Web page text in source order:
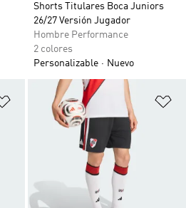
Shorts Titulares Boca Juniors
26/27 Versión Jugador
Hombre Performance
2 colores
Personalizable
Nuevo
Añadir a la lista de deseos